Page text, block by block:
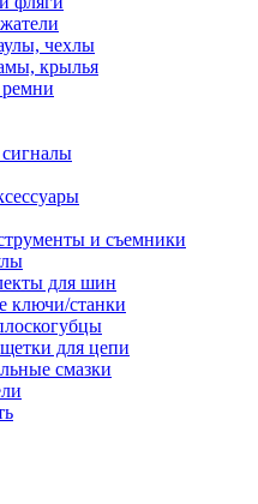
чехлы
крылья
и съемники
для шин
ключи/станки
для цепи
смазки